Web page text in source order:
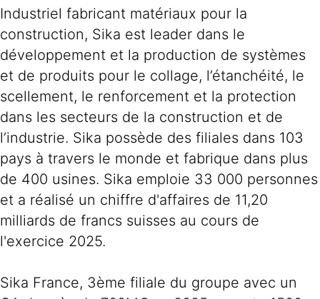
Industriel fabricant matériaux pour la
construction, Sika est leader dans le
développement et la production de systèmes
et de produits pour le collage, l’étanchéité, le
scellement, le renforcement et la protection
dans les secteurs de la construction et de
l’industrie. Sika possède des filiales dans 103
pays à travers le monde et fabrique dans plus
de 400 usines. Sika emploie 33 000 personnes
et a réalisé un chiffre d'affaires de 11,20
milliards de francs suisses au cours de
l'exercice 2025.
Sika France, 3ème filiale du groupe avec un